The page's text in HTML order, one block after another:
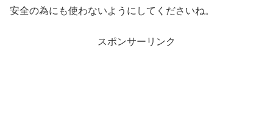
安全の為にも使わないようにしてくださいね。
スポンサーリンク